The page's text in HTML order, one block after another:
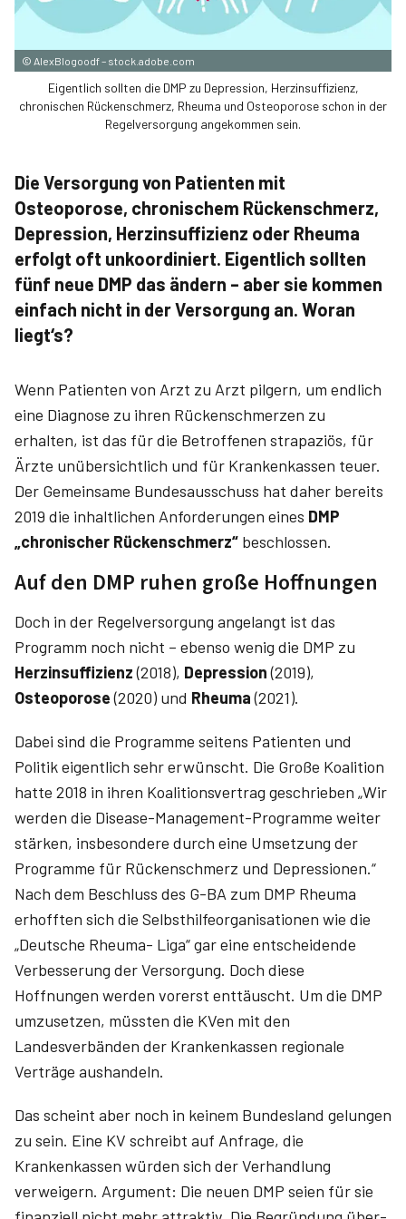
© AlexBlogoodf – stock.adobe.com
Eigentlich sollten die DMP zu Depression, Herzinsuffizienz,
chronischen Rückenschmerz, Rheuma und Osteoporose schon in der
Regelversorgung angekommen sein.
Die Versorgung von Patienten mit
Osteoporose, chronischem Rückenschmerz,
Depression, Herzinsuffizienz oder Rheuma
erfolgt oft unkoordiniert. Eigentlich sollten
fünf neue DMP das ändern – aber sie kommen
einfach nicht in der Versorgung an. Woran
liegt‘s?
Wenn Patienten von Arzt zu Arzt pilgern, um endlich
eine Diagnose zu ihren Rückenschmerzen zu
erhalten, ist das für die Betroffenen strapaziös, für
Ärzte unübersichtlich und für Krankenkassen teuer.
Der Gemeinsame Bundesausschuss hat daher bereits
2019 die inhaltlichen Anforderungen eines DMP
„chronischer Rückenschmerz“ beschlossen.
Auf den DMP ruhen große Hoffnungen
Doch in der Regelversorgung angelangt ist das
Programm noch nicht – ebenso wenig die DMP zu
Herzinsuffizienz(2018), Depression(2019),
Osteoporose(2020) und Rheuma(2021).
Dabei sind die Programme seitens Patienten und
Politik eigentlich sehr erwünscht. Die Große Koalition
hatte 2018 in ihren Koalitionsvertrag geschrieben „Wir
werden die Disease-Management-Programme weiter
stärken, insbesondere durch eine Umsetzung der
Programme für Rückenschmerz und Depressionen.“
Nach dem Beschluss des G-BA zum DMP Rheuma
erhofften sich die Selbsthilfeorganisationen wie die
„Deutsche Rheuma- Liga“ gar eine entscheidende
Verbesserung der Versorgung. Doch diese
Hoffnungen werden vorerst enttäuscht. Um die DMP
umzusetzen, müssten die KVen mit den
Landesverbänden der Krankenkassen regionale
Verträge aushandeln.
Das scheint aber noch in keinem Bundesland gelungen
zu sein. Eine KV schreibt auf Anfrage, die
Krankenkassen würden sich der Verhandlung
verweigern. Argument: Die neuen DMP seien für sie